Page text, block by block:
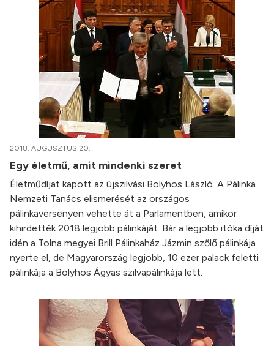
2018. AUGUSZTUS 20.
Egy életmű, amit mindenki szeret
Életműdíjat kapott az újszilvási Bolyhos László. A Pálinka
Nemzeti Tanács elismerését az országos
pálinkaversenyen vehette át a Parlamentben, amikor
kihirdették 2018 legjobb pálinkáját. Bár a legjobb itóka díját
idén a Tolna megyei Brill Pálinkaház Jázmin szőlő pálinkája
nyerte el, de Magyarország legjobb, 10 ezer palack feletti
pálinkája a Bolyhos Ágyas szilvapálinkája lett.